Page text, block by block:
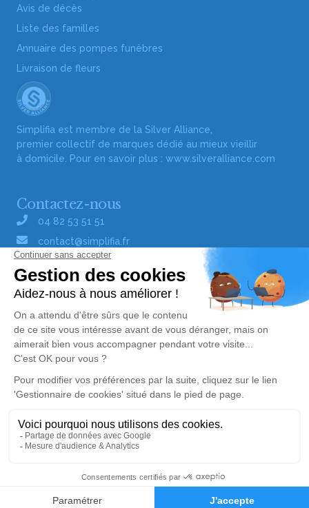
Avis de décès
Liste des familles
Annuaire des pompes funèbres
Livraison de fleurs
Simplifia est membre de la Silver Alliance,
premier collectif de marques dédié au mieux vieillir
à domicile. Pour en savoir plus : www.silveralliance.com
Contactez-nous
04 82 53 51 51
contact@simplifia.fr
Réseaux sociaux
Liens utiles
Publier un avis de décès
Signaler un abus/une erreur
Consultez nos offres d'emploi
Politique de traitement des données
Mentions légales